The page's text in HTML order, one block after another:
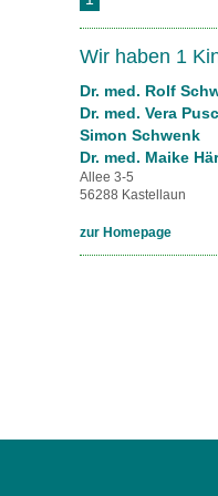
Wir haben 1
Dr. med. Rolf
Dr. med. Vera
Simon Schwenk
Dr. med. Maike
Allee 3-5
56288 Kastellaun
zur Homepage